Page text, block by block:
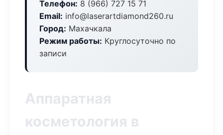
Телефон: 8 (966) 727 15 71
Email: info@laserartdiamond260.ru
Город: Махачкала
Режим работы: Круглосуточно по
записи
Аппаратная
косметология в